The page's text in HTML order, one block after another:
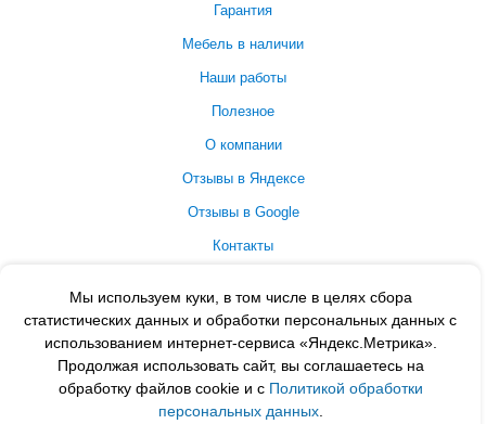
Мы используем куки, в том числе в целях сбора
статистических данных и обработки персональных данных с
использованием интернет-сервиса «Яндекс.Метрика».
Продолжая использовать сайт, вы соглашаетесь на
обработку файлов cookie и с Политикой обработки
персональных данных.
Гарантия
Мебель в наличии
Наши работы
Полезное
О компании
Отзывы в Яндексе
Отзывы в Google
Контакты